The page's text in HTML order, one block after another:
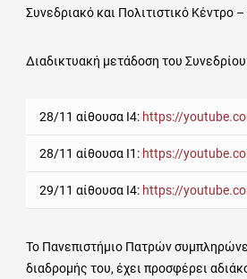
Συνεδριακό και Πολιτιστικό Κέντρο
Διαδικτυακή μετάδοση του
28/11 αίθουσα Ι4: https://
28/11 αίθουσα Ι1: https://
29/11 αίθουσα Ι4: https://
Το Πανεπιστήμιο Πατρών
διαδρομής του, έχει προσφέρει